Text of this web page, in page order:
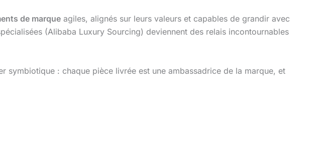
de marque agiles, alignés sur leurs valeurs et capables de grandir avec
(Alibaba Luxury Sourcing) deviennent des relais incontournables
symbiotique : chaque pièce livrée est une ambassadrice de la marque, et